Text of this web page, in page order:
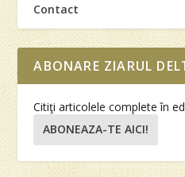
Contact
ABONARE ZIARUL
Citiţi articolele complete în
ABONEAZA-TE AICI!